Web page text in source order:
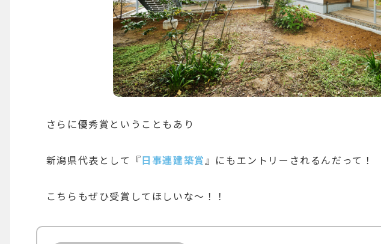
さらに優秀賞ということもあり
新潟県代表として『日事連建築賞 』にもエントリーされるんだって！
こちらもぜひ受賞してほしいな〜！！